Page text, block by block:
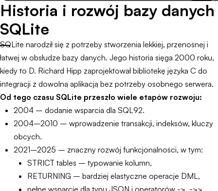
Historia i rozwój bazy danych
SQLite
SQLite narodził się z potrzeby stworzenia lekkiej, przenośnej i
łatwej w obsłudze bazy danych. Jego historia sięga 2000 roku,
kiedy to D. Richard Hipp zaprojektował bibliotekę języka C do
integracji z dowolną aplikacją bez potrzeby osobnego serwera.
Od tego czasu SQLite przeszło wiele etapów rozwoju:
2004 – dodanie wsparcia dla SQL92.
2004–2010 – wprowadzenie transakcji, indeksów, kluczy
obcych.
2021–2025 – znaczny rozwój funkcjonalności, w tym:
STRICT tables – typowanie kolumn,
RETURNING – bardziej elastyczne operacje DML,
pełne wsparcie dla typu JSON i operatorów ->, ->>,